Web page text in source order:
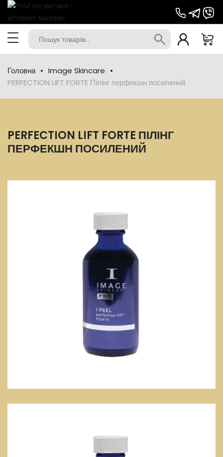
Головна
Image Skincare
PERFECTION LIFT FORTE Пілінг перфекшн посилений
PERFECTION LIFT FORTE ПІЛІНГ
ПЕРФЕКШН ПОСИЛЕНИЙ